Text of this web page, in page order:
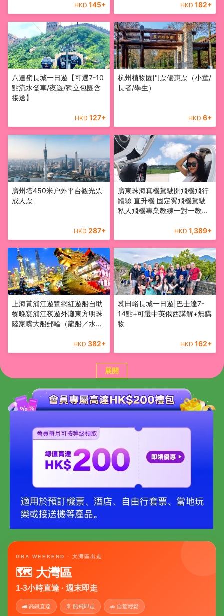
HKD 145+ HKD 182+
八達嶺長城一日遊【可選7-10
點流水發車/夜遊/獨立包團含
接送】
HKD 127+
杭州植物園門票優惠票（小童/
長者/學生）
HKD 6+
廣州塔450米户外平台觀光票
成人票
HKD 287+
廣東珠海真機駕駛開飛機飛行
體驗 直升機 固定翼飛機駕駛
私人飛機專業教練一對一教學
HKD 1,389+
上海黃浦江遊覽網紅遊船自助
餐晚宴浦江夜遊外灘東方明珠
陸家嘴大船郵輪（龍船／水晶
HKD 382+
慕田峪長城一日遊|巴士達7-
14點+可選中英俄西講解+無購
物
HKD 162+
展開
GBA WEEKEND · 大灣區出走
🗺 大灣區
1-3小時直達 · 週末即走
🚄 高鐵直達 🚢 船飛即走 🚗 自駕輕鬆